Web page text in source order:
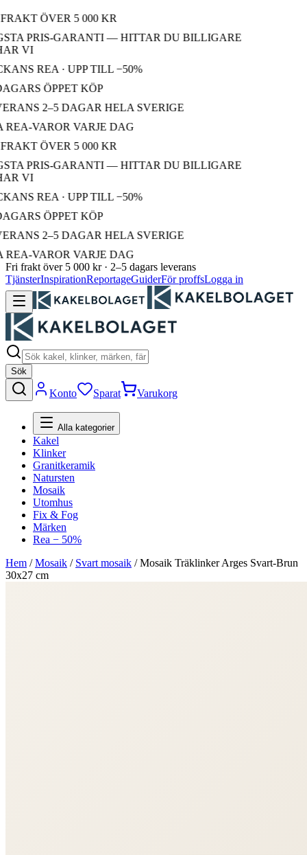
ÖVER 5 000 KR
PRIS-GARANTI — HITTAR DU BILLIGARE
VI
REA · UPP TILL −50%
ÖPPET KÖP
2–5 DAGAR HELA SVERIGE
VAROR VARJE DAG
ÖVER 5 000 KR
PRIS-GARANTI — HITTAR DU BILLIGARE
VI
REA · UPP TILL −50%
ÖPPET KÖP
2–5 DAGAR HELA SVERIGE
VAROR VARJE DAG
Fri frakt över 5 000 kr · 2–5 dagars leverans
TjänsterInspirationReportageGuiderFör proffsLogga in
Sök
Konto Sparat Varukorg
Alla kategorier
Kakel
Klinker
Granitkeramik
Natursten
Mosaik
Utomhus
Fix & Fog
Märken
Rea − 50%
Hem /Mosaik / Svart mosaik /Mosaik Träklinker Arges Svart-Brun
30x27 cm